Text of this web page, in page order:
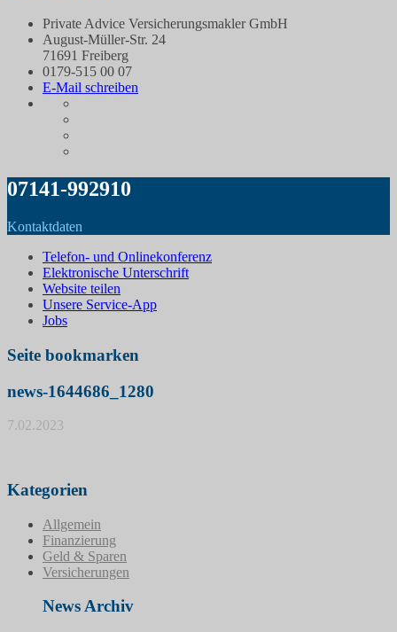
Private Advice Versicherungsmakler GmbH
August-Müller-Str. 24
71691 Freiberg
0179-515 00 07
E-Mail schreiben
07141-992910
Kontaktdaten
Telefon- und Onlinekonferenz
Elektronische Unterschrift
Website teilen
Unsere Service-App
Jobs
Seite bookmarken
news-1644686_1280
7.02.2023
Kategorien
Allgemein
Finanzierung
Geld & Sparen
Versicherungen
News Archiv